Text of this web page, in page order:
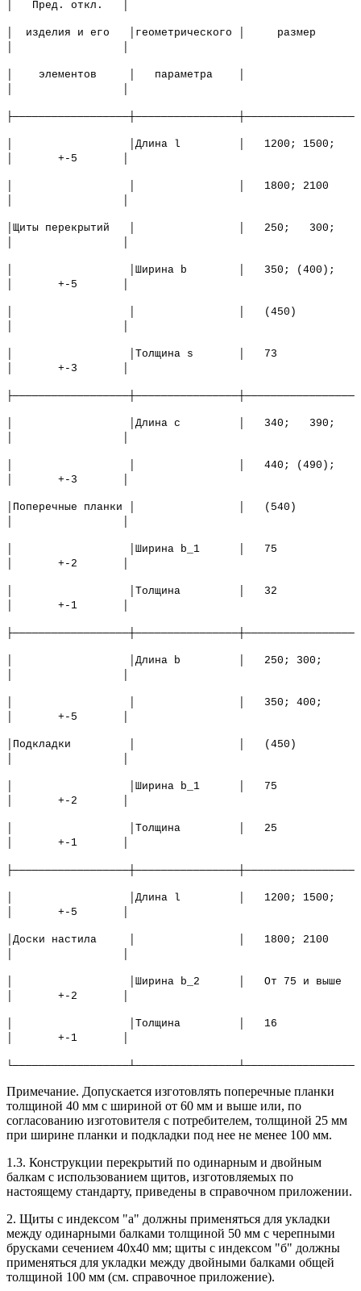
│ Пред. откл. │
│ изделия и его │геометрического │ размер
│ элементов │ параметра │
│ │Длина l │ 1200; 1500;
│ +-5 │
│ │ │ 1800; 2100
│Щиты перекрытий │ │ 250; 300;
│ │Ширина b │ 350; (400);
│ +-5 │
│ │ │ (450)
│ │Толщина s │ 73
│ +-3 │
│ │Длина с │ 340; 390;
│ │ │ 440; (490);
│ +-3 │
│Поперечные планки │ │ (540)
│ │Ширина b_1 │ 75
│ +-2 │
│ │Толщина │ 32
│ +-1 │
│ │Длина b │ 250; 300;
│ │ │ 350; 400;
│ +-5 │
│Подкладки │ │ (450)
│ │Ширина b_1 │ 75
│ +-2 │
│ │Толщина │ 25
│ +-1 │
│ │Длина l │ 1200; 1500;
│ +-5 │
│Доски настила │ │ 1800; 2100
│ │Ширина b_2 │ От 75 и выше
│ +-2 │
│ │Толщина │ 16
│ +-1 │
Примечание. Допускается изготовлять поперечные планки
толщиной 40 мм с шириной от 60 мм и выше или, по
согласованию изготовителя с потребителем, толщиной 25 мм
при ширине планки и подкладки под нее не менее 100 мм.
1.3. Конструкции перекрытий по одинарным и двойным
балкам с использованием щитов, изготовляемых по
настоящему стандарту, приведены в справочном приложении.
2. Щиты с индексом "а" должны применяться для укладки
между одинарными балками толщиной 50 мм с черепными
брусками сечением 40х40 мм; щиты с индексом "б" должны
применяться для укладки между двойными балками общей
толщиной 100 мм (см. справочное приложение).